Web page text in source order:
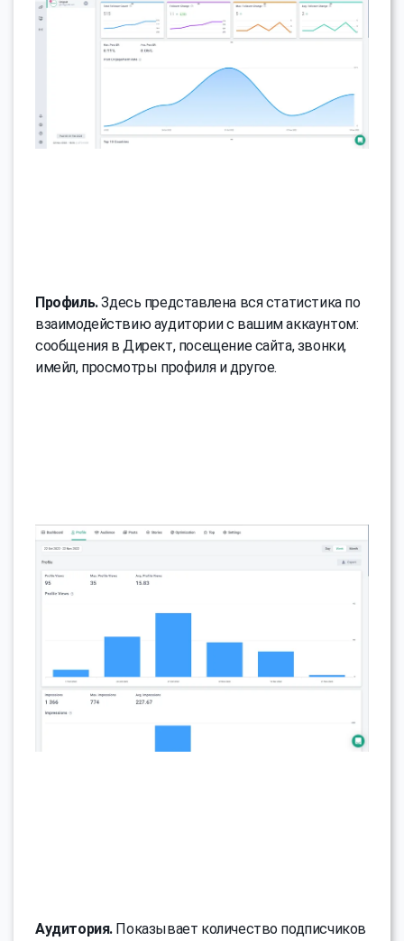
Профиль.Здесь представлена вся статистика по
взаимодействию аудитории с вашим аккаунтом:
сообщения в Директ, посещение сайта, звонки,
имейл, просмотры профиля и другое.
Аудитория.Показывает количество подписчиков